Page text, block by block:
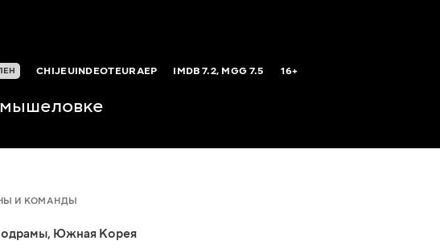
CHIJEUINDEOTEURAEP IMDB7.2, MGG7.5 16+
И КОМАНДЫ
, Южная Корея